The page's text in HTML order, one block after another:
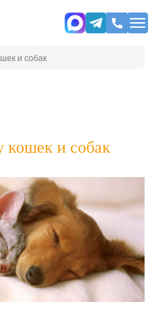
и собак
кошек и собак